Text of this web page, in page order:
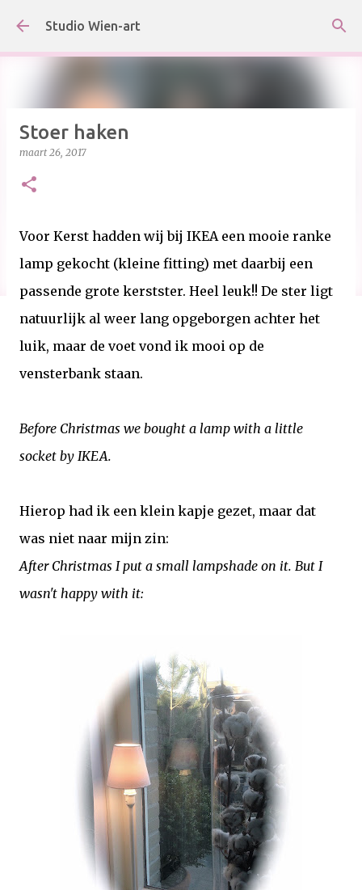
Doorgaan naar hoofdcontent
Studio Wien-art
Stoer haken
maart 26, 2017
Voor Kerst hadden wij bij IKEA een mooie ranke
lamp gekocht (kleine fitting) met daarbij een
passende grote kerstster. Heel leuk!! De ster ligt
natuurlijk al weer lang opgeborgen achter het
luik, maar de voet vond ik mooi op de
vensterbank staan.
Before Christmas we bought a lamp with a little
socket by IKEA.
Hierop had ik een klein kapje gezet, maar dat
was niet naar mijn zin:
After Christmas I put a small lampshade on it. But I
wasn't happy with it: